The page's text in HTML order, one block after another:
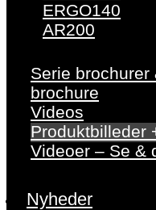
ERGO140
AR200
Serie brochurer
brochure
Videos
Produktbilleder
Videoer – Se &
Nyheder